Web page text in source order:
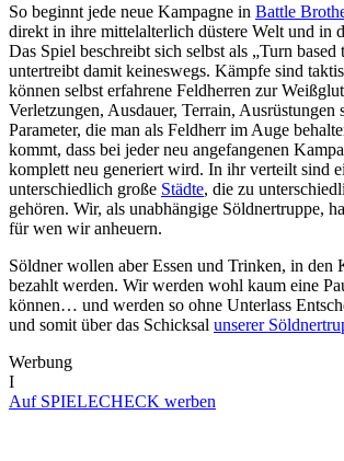
So beginnt jede neue Kampagne in Battle
direkt in ihre mittelalterlich düstere Welt und in
Das Spiel beschreibt sich selbst als „Turn
untertreibt damit keineswegs. Kämpfe sind
können selbst erfahrene Feldherren zur
Verletzungen, Ausdauer, Terrain, Ausrüstungen
Parameter, die man als Feldherr im Auge
kommt, dass bei jeder neu angefangenen
komplett neu generiert wird. In ihr verteilt sind
unterschiedlich große Städte, die zu
gehören. Wir, als unabhängige Söldnertruppe,
für wen wir anheuern.
Söldner wollen aber Essen und Trinken, in den
bezahlt werden. Wir werden wohl kaum eine
können… und werden so ohne Unterlass
und somit über das Schicksal unserer
Werbung
I
Auf SPIELECHECK werben